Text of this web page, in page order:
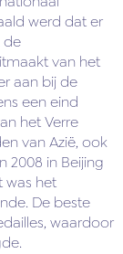
werd dat er
de
van het
aan bij de
een eind
het Verre
van Azië, ook
2008 in Beijing
was het
De beste
waardoor